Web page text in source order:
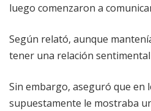
luego comenzaron a
Según relató, aunque
tener una relación
Sin embargo, aseguró que en
supuestamente le mostraba